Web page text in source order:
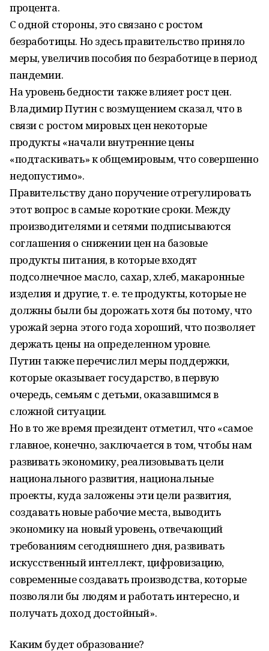
процента.
С одной стороны, это связано с ростом
безработицы. Но здесь правительство приняло
меры, увеличив пособия по безработице в период
пандемии.
На уровень бедности также влияет рост цен.
Владимир Путин с возмущением сказал, что в
связи с ростом мировых цен некоторые
продукты «начали внутренние цены
«подтаскивать» к общемировым, что совершенно
недопустимо».
Правительству дано поручение отрегулировать
этот вопрос в самые короткие сроки. Между
производителями и сетями подписываются
соглашения о снижении цен на базовые
продукты питания, в которые входят
подсолнечное масло, сахар, хлеб, макаронные
изделия и другие, т. е. те продукты, которые не
должны были бы дорожать хотя бы потому, что
урожай зерна этого года хороший, что позволяет
держать цены на определенном уровне.
Путин также перечислил меры поддержки,
которые оказывает государство, в первую
очередь, семьям с детьми, оказавшимся в
сложной ситуации.
Но в то же время президент отметил, что «самое
главное, конечно, заключается в том, чтобы нам
развивать экономику, реализовывать цели
национального развития, национальные
проекты, куда заложены эти цели развития,
создавать новые рабочие места, выводить
экономику на новый уровень, отвечающий
требованиям сегодняшнего дня, развивать
искусственный интеллект, цифровизацию,
современные создавать производства, которые
позволяли бы людям и работать интересно, и
получать доход достойный».
Каким будет образование?